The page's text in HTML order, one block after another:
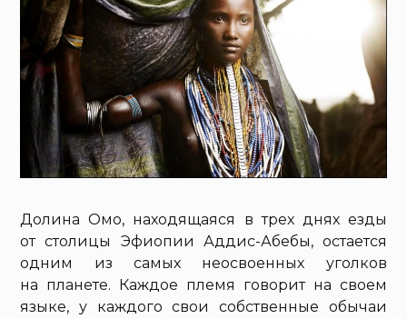
Долина Омо, находящаяся в трех днях езды
от столицы Эфиопии Аддис-Абебы, остается
одним из самых неосвоенных уголков
на планете. Каждое племя говорит на своем
языке, у каждого свои собственные обычаи